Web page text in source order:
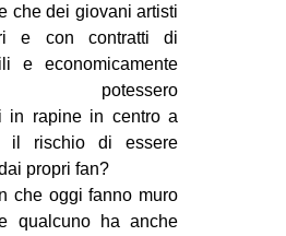
che dei giovani artisti
e con contratti di
e economicamente
potessero
in rapine in centro a
il rischio di essere
propri fan?
che oggi fanno muro
qualcuno ha anche